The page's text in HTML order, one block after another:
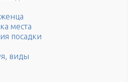
места
посадки
виды